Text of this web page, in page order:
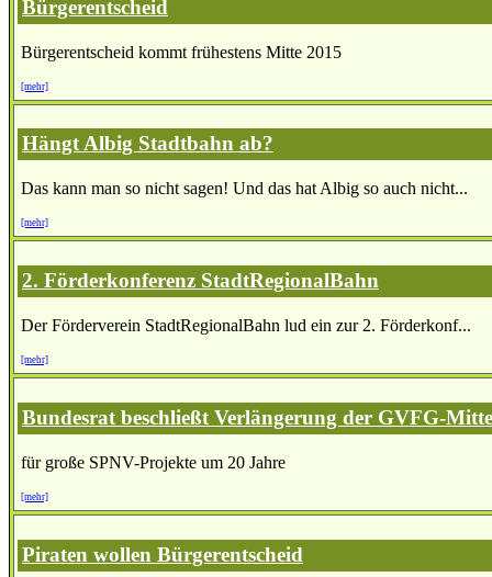
Bürgerentscheid
Bürgerentscheid kommt frühestens Mitte 2015
[mehr]
Hängt Albig Stadtbahn ab?
Das kann man so nicht sagen! Und das hat Albig so auch nicht...
[mehr]
2. Förderkonferenz StadtRegionalBahn
Der Förderverein StadtRegionalBahn lud ein zur 2. Förderkonf...
[mehr]
Bundesrat beschließt Verlängerung der GVFG-
für große SPNV-Projekte um 20 Jahre
[mehr]
Piraten wollen Bürgerentscheid